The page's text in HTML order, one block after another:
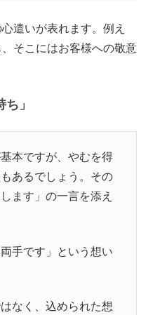
遣いが表れます。例え
そこにはお客様への敬意
」
本ですが、やむを得
あるでしょう。その
ます」の一言を添え
手です」という想い
なく、込められた想